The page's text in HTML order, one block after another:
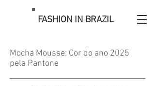
FASHION IN BRAZIL
Mocha Mousse: Cor do ano 2025
pela Pantone